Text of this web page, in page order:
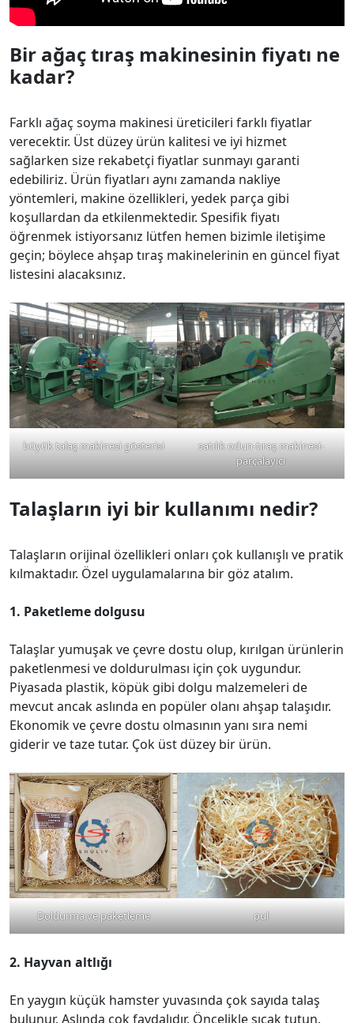
Bir ağaç tıraş makinesinin fiyatı ne
kadar?
Farklı ağaç soyma makinesi üreticileri farklı fiyatlar
verecektir. Üst düzey ürün kalitesi ve iyi hizmet
sağlarken size rekabetçi fiyatlar sunmayı garanti
edebiliriz. Ürün fiyatları aynı zamanda nakliye
yöntemleri, makine özellikleri, yedek parça gibi
koşullardan da etkilenmektedir. Spesifik fiyatı
öğrenmek istiyorsanız lütfen hemen bizimle iletişime
geçin; böylece ahşap tıraş makinelerinin en güncel fiyat
listesini alacaksınız.
büyük talaş makinesi gösterisi
satılık odun-tıraş makinesi-
parçalayıcı
Talaşların iyi bir kullanımı nedir?
Talaşların orijinal özellikleri onları çok kullanışlı ve pratik
kılmaktadır. Özel uygulamalarına bir göz atalım.
1. Paketleme dolgusu
Talaşlar yumuşak ve çevre dostu olup, kırılgan ürünlerin
paketlenmesi ve doldurulması için çok uygundur.
Piyasada plastik, köpük gibi dolgu malzemeleri de
mevcut ancak aslında en popüler olanı ahşap talaşıdır.
Ekonomik ve çevre dostu olmasının yanı sıra nemi
giderir ve taze tutar. Çok üst düzey bir ürün.
Doldurma ve paketleme pul
2. Hayvan altlığı
En yaygın küçük hamster yuvasında çok sayıda talaş
bulunur. Aslında çok faydalıdır. Öncelikle sıcak tutun.